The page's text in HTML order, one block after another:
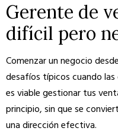
Gerente de
difícil pero
Comenzar un negocio
desafíos típicos cuando
es viable gestionar tus
principio, sin que se
una dirección efectiva.